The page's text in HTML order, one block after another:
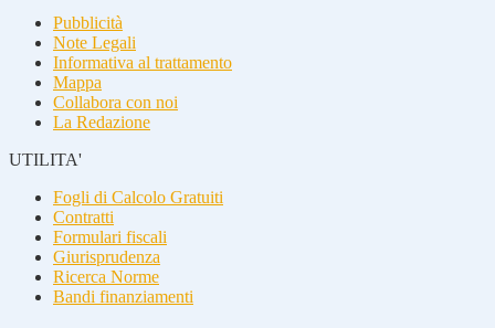
Pubblicità
Note Legali
Informativa al trattamento
Mappa
Collabora con noi
La Redazione
UTILITA'
Fogli di Calcolo Gratuiti
Contratti
Formulari fiscali
Giurisprudenza
Ricerca Norme
Bandi finanziamenti